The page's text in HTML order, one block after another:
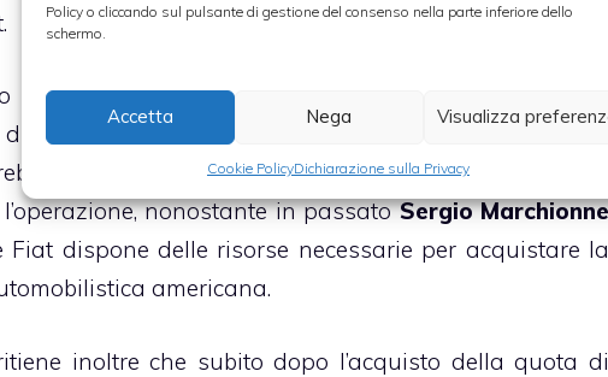
Policy o cliccando sul pulsante di gestione del consenso nella parte inferiore dello
schermo.
Accetta Nega Visualizza
Cookie PolicyDichiarazione sulla Privacy
statunitense ha riferito che la casa automobilistica
rilevare la quota del 41,5% di Chrysler nelle mani
già provveduto a contattare un pool di banche che
nonostante in passatoSergio
dispone delle risorse necessarie per acquistare la
americana.
inoltre che subito dopo l’acquisto della quota di